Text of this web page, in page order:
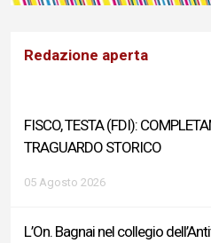
Redazione aperta
FISCO, TESTA (FDI):
TRAGUARDO STORICO
05 Agosto 2026
L’On. Bagnai nel collegio